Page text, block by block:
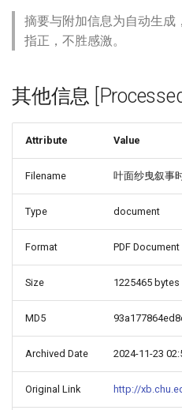
摘要与附加信息为自动生成
指正，不胜感激。
其他信息
Attribute Value
Filename 叶面纱曳叙事
Type document
Format PDF Document
Size 1225465 bytes
MD5
Archived Date 2024-11-23
Original Link http://